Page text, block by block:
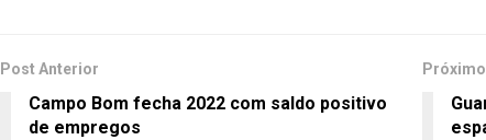
Post Anterior
Campo Bom fecha 2022 com saldo positivo
de empregos